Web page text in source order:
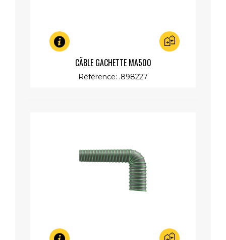
Aperçu rapide
CÃBLE GACHETTE MA500
Référence: .898227